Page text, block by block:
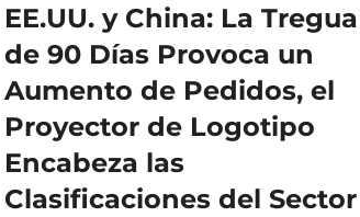
EE.UU. y China: La Tregua
de 90 Días Provoca un
Aumento de Pedidos, el
Proyector de Logotipo
Encabeza las
Clasificaciones del Sector